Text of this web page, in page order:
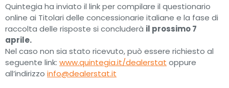
Quintegia ha inviato il link per compilare il questionario
online ai Titolari delle concessionarie italiane e la fase di
raccolta delle risposte si concluderà il prossimo 7
aprile.
Nel caso non sia stato ricevuto, può essere richiesto al
seguente link: www.quintegia.it/dealerstat oppure
all’indirizzo info@dealerstat.it